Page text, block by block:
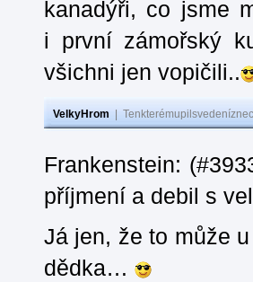
kanadýři, co jsme
i první zámořský
všichni jen vopičili..
VelkyHrom
Frankenstein:
příjmení a debil s
Já jen, že to může
dědka…